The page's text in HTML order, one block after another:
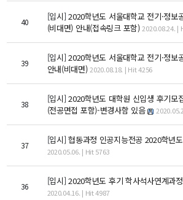
명예교수 및 전직교수
역대학부장
연구실/연구소
연구실
연구소
세미나 영상
교육
학부
40 [입시] 2020학년도 서울대학교 전기·정보
(비대면) 안내(접속링크 포함) 2020.08.24. |
39 [입시] 2020학년도 서울대학교 전기·정보
안내(비대면) 2020.08.18. | Hit 4256
38 [입시] 2020학년도 대학원 신입생 후기모
(전공면접 포함)-변경사함 있음
37 [입시] 협동과정 인공지능전공 2020학년
2020.05.06. | Hit 5763
36 [입시] 2020학년도 후기 학사석사연계과
2020.04.16. | Hit 4987